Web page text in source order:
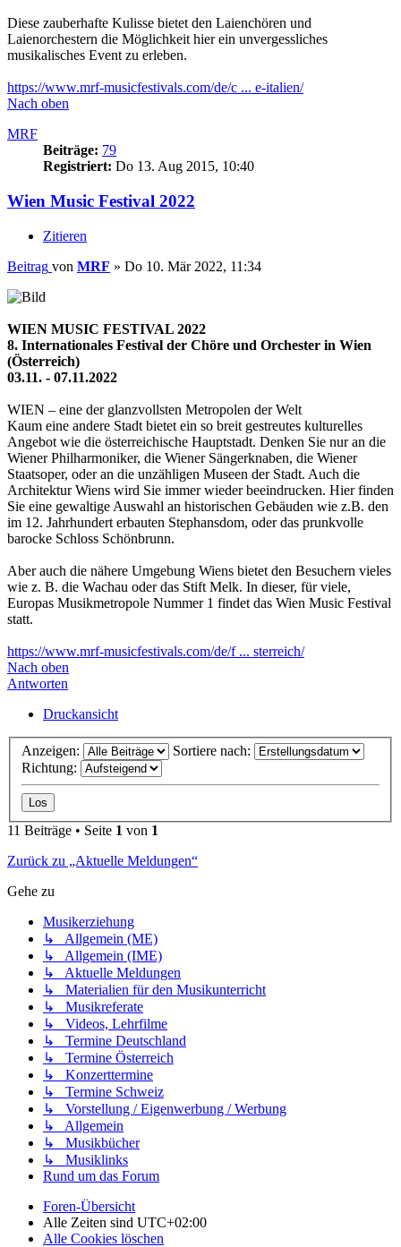
Diese zauberhafte Kulisse bietet den Laienchören und
Laienorchestern die Möglichkeit hier ein unvergessliches
musikalisches Event zu erleben.
https://www.mrf-musicfestivals.com/de/c ... e-italien/
Nach oben
MRF
Beiträge: 79
Registriert: Do 13. Aug 2015, 10:40
Wien Music Festival 2022
Zitieren
Beitrag von MRF » Do 10. Mär 2022, 11:34
WIEN MUSIC FESTIVAL 2022
8. Internationales Festival der Chöre und Orchester in Wien
(Österreich)
03.11. - 07.11.2022
WIEN – eine der glanzvollsten Metropolen der Welt
Kaum eine andere Stadt bietet ein so breit gestreutes kulturelles
Angebot wie die österreichische Hauptstadt. Denken Sie nur an die
Wiener Philharmoniker, die Wiener Sängerknaben, die Wiener
Staatsoper, oder an die unzähligen Museen der Stadt. Auch die
Architektur Wiens wird Sie immer wieder beeindrucken. Hier finden
Sie eine gewaltige Auswahl an historischen Gebäuden wie z.B. den
im 12. Jahrhundert erbauten Stephansdom, oder das prunkvolle
barocke Schloss Schönbrunn.
Aber auch die nähere Umgebung Wiens bietet den Besuchern vieles
wie z. B. die Wachau oder das Stift Melk. In dieser, für viele,
Europas Musikmetropole Nummer 1 findet das Wien Music Festival
statt.
https://www.mrf-musicfestivals.com/de/f ... sterreich/
Nach oben
Antworten
Druckansicht
Anzeigen:
Sortiere nach:
Richtung:
11 Beiträge • Seite 1 von 1
Zurück zu „Aktuelle Meldungen“
Gehe zu
Musikerziehung
↳ Allgemein (ME)
↳ Allgemein (IME)
↳ Aktuelle Meldungen
↳ Materialien für den Musikunterricht
↳ Musikreferate
↳ Videos, Lehrfilme
↳ Termine Deutschland
↳ Termine Österreich
↳ Konzerttermine
↳ Termine Schweiz
↳ Vorstellung / Eigenwerbung / Werbung
↳ Allgemein
↳ Musikbücher
↳ Musiklinks
Rund um das Forum
Foren-Übersicht
Alle Zeiten sind UTC+02:00
Alle Cookies löschen